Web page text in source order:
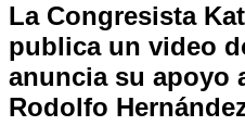
La Congresista
publica un video
anuncia su apoyo
Rodolfo